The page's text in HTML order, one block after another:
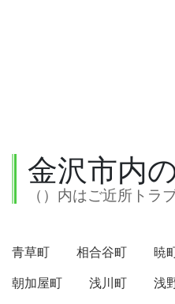
金沢市内
（）内はご近所トラ
青草町 相合谷町 暁
朝加屋町
浅川町 浅